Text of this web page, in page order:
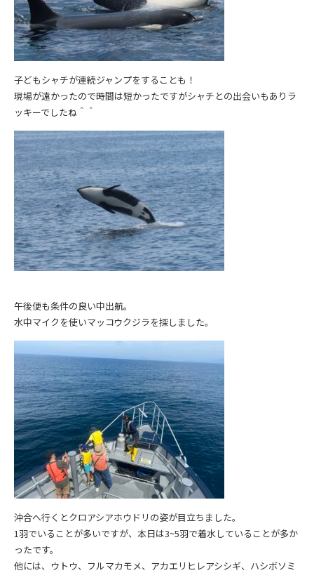
子どもシャチが連続ジャンプをすることも！
現場が遠かったので時間は短かったですがシャチとの出会いもありラ
ッキーでしたね＾＾
午後便も条件の良い中出航。
水中マイクを使いマッコウクジラを探しました。
沖合へ行くとクロアシアホウドリの姿が目立ちました。
1羽でいることが多いですが、本日は3~5羽で着水していることが多か
ったです。
他には、ウトウ、フルマカモメ、アカエリヒレアシシギ、ハシボソミ